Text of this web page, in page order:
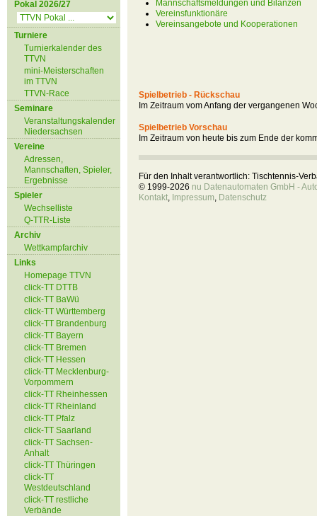
Pokal 2026/27
Turniere
Turnierkalender des
TTVN
mini-Meisterschaften
im TTVN
TTVN-Race
Seminare
Veranstaltungskalender
Niedersachsen
Vereine
Adressen,
Mannschaften, Spieler,
Ergebnisse
Spieler
Wechselliste
Q-TTR-Liste
Archiv
Wettkampfarchiv
Links
Homepage TTVN
click-TT DTTB
click-TT BaWü
click-TT Württemberg
click-TT Brandenburg
click-TT Bayern
click-TT Bremen
click-TT Hessen
click-TT Mecklenburg-
Vorpommern
click-TT Rheinhessen
click-TT Rheinland
click-TT Pfalz
click-TT Saarland
click-TT Sachsen-
Anhalt
click-TT Thüringen
click-TT
Westdeutschland
click-TT restliche
Verbände
Mannschaftsmeldungen und Bilanzen
Vereinsfunktionäre
Vereinsangebote und Kooperationen
Spielbetrieb - Rückschau
Im Zeitraum vom Anfang der vergangenen
Spielbetrieb Vorschau
Im Zeitraum von heute bis zum Ende der
Für den Inhalt verantwortlich: Tischtennis-
© 1999-2026 nu Datenautomaten GmbH -
Kontakt, Impressum, Datenschutz